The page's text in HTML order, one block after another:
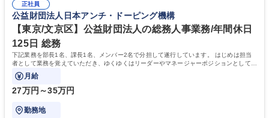
道路施設や道路工事現場の見学ツアー事業 ※入社後は上記いずれかの部門
へ配属。※業務内容変更の範囲：会社の定める業務 募集職種 【都庁グル
ープ】総合職（事務）◇残業月平均9時間未満／有給年平均16日取得
部門など多岐に渡る業務を経験できます。 ■様々なプロジェクト：駐車場
事業の他、新宿駅西口広場内に設置された照明を兼ねた広告「ブライトサ
イン」の管理運営を行うなど、事業収益を生み出す活動を積極的に行って
います。 学歴・資格 学歴：大学院 大学 高専 短大 専修学校 高校 語学力：
資格：
正社員
公益財団法人日本アンチ・ドーピング機構
【東京/文京区】公益財団法人の総務人事業務/年間休日
125日 総務
下記業務を部長1名、課長1名、メンバー2名で分担して遂行しています。 はじめは担当
者として業務を覚えていただき、ゆくゆくはリーダーやマネージャーポジションとして活
躍いただくことを期待しています。
月給
27万円～35万円
勤務地